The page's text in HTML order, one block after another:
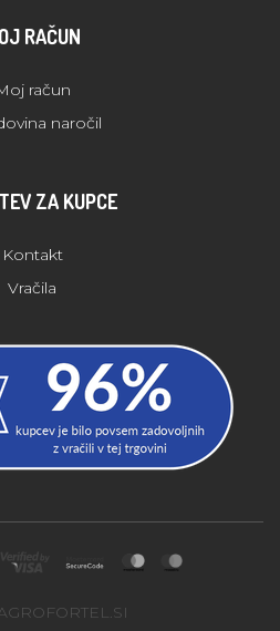
RAČUN
račun
naročil
ZA KUPCE
Kontakt
Vračila